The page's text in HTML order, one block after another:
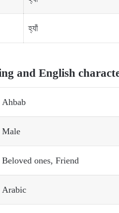
হ্যাঁ
and English
Ahbab
Male
Beloved ones, Friend
Arabic